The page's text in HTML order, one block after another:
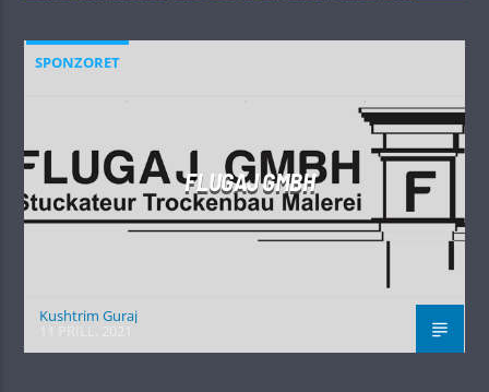
SPONZORET
FLUGAJ GMBH
Kushtrim Guraj